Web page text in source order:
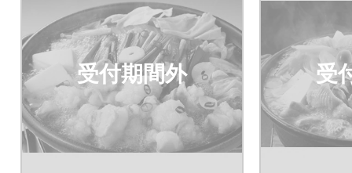
受付期間外 受